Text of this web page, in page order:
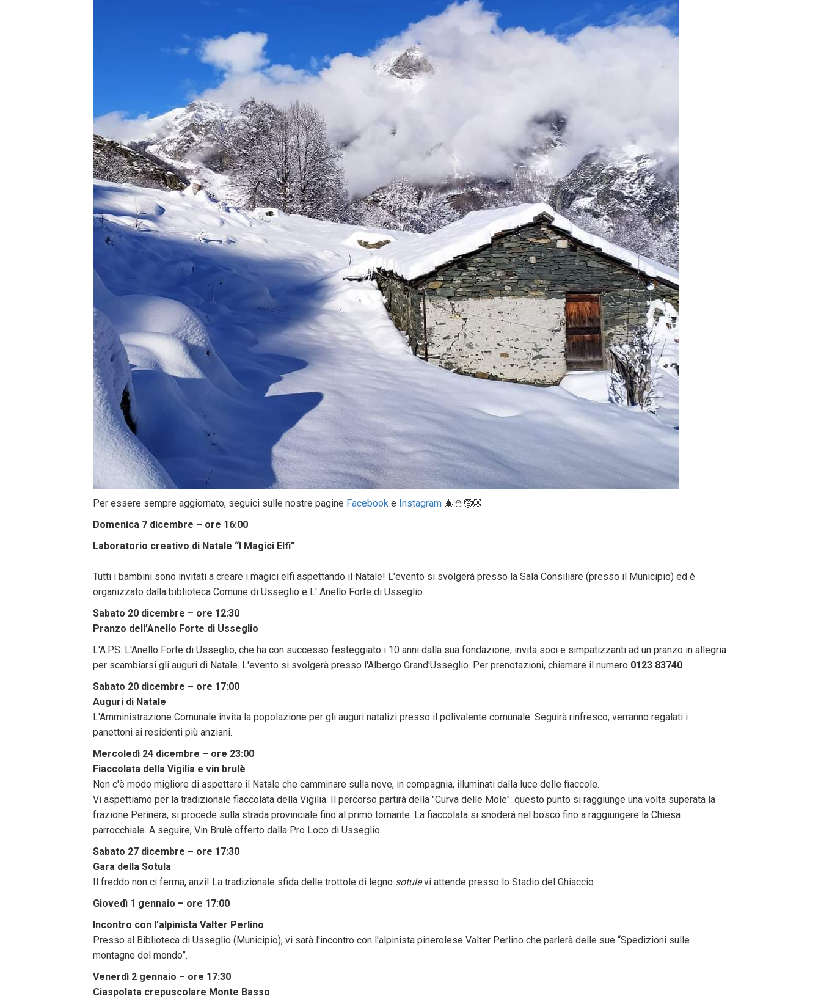
Per essere sempre aggiornato, seguici sulle nostre pagine Facebook e Instagram 🎄⛄🤶🏼
Domenica 7 dicembre – ore 16:00
Laboratorio creativo di Natale “I Magici Elfi”
Tutti i bambini sono invitati a creare i magici elfi aspettando il Natale! L'evento si svolgerà presso la Sala Consiliare (presso il Municipio) ed è
organizzato dalla biblioteca Comune di Usseglio e L' Anello Forte di Usseglio.
Sabato 20 dicembre – ore 12:30
Pranzo dell’Anello Forte di Usseglio
L'A.P.S. L'Anello Forte di Usseglio, che ha con successo festeggiato i 10 anni dalla sua fondazione, invita soci e simpatizzanti ad un pranzo in allegria
per scambiarsi gli auguri di Natale. L'evento si svolgerà presso l'Albergo Grand'Usseglio. Per prenotazioni, chiamare il numero 0123 83740
Sabato 20 dicembre – ore 17:00
Auguri di Natale
L'Amministrazione Comunale invita la popolazione per gli auguri natalizi presso il polivalente comunale. Seguirà rinfresco; verranno regalati i
panettoni ai residenti più anziani.
Mercoledì 24 dicembre – ore 23:00
Fiaccolata della Vigilia e vin brulè
Non c'è modo migliore di aspettare il Natale che camminare sulla neve, in compagnia, illuminati dalla luce delle fiaccole.
Vi aspettiamo per la tradizionale fiaccolata della Vigilia. Il percorso partirà della "Curva delle Mole": questo punto si raggiunge una volta superata la
frazione Perinera, si procede sulla strada provinciale fino al primo tornante. La fiaccolata si snoderà nel bosco fino a raggiungere la Chiesa
parrocchiale. A seguire, Vin Brulè offerto dalla Pro Loco di Usseglio.
Sabato 27 dicembre – ore 17:30
Gara della Sotula
Il freddo non ci ferma, anzi! La tradizionale sfida delle trottole di legno sotulevi attende presso lo Stadio del Ghiaccio.
Giovedì 1 gennaio – ore 17:00
Incontro con l’alpinista Valter Perlino
Presso al Biblioteca di Usseglio (Municipio), vi sarà l'incontro con l'alpinista pinerolese Valter Perlino che parlerà delle sue “Spedizioni sulle
montagne del mondo”.
Venerdì 2 gennaio – ore 17:30
Ciaspolata crepuscolare Monte Basso